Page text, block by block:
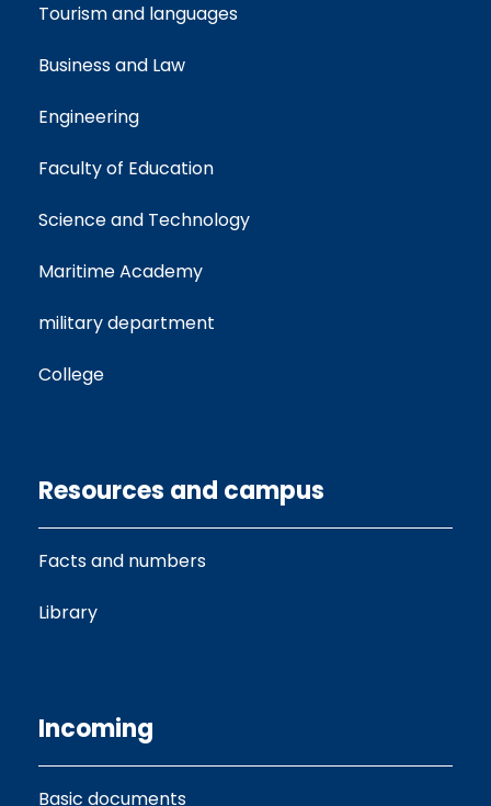
Tourism and languages
Business and Law
Engineering
Faculty of Education
Science and Technology
Maritime Academy
military department
College
Resources and campus
Facts and numbers
Library
Incoming
Basic documents